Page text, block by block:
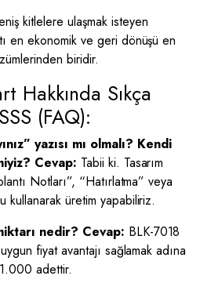
kitlelere ulaşmak isteyen
en ekonomik ve geri dönüşü en
biridir.
Hakkında Sıkça
(FAQ):
yazısı mı olmalı? Kendi
Cevap: Tabii ki. Tasarım
Notları”, “Hatırlatma” veya
üretim yapabiliriz.
nedir? Cevap: BLK-7018
fiyat avantajı sağlamak adına
1.000 adettir.